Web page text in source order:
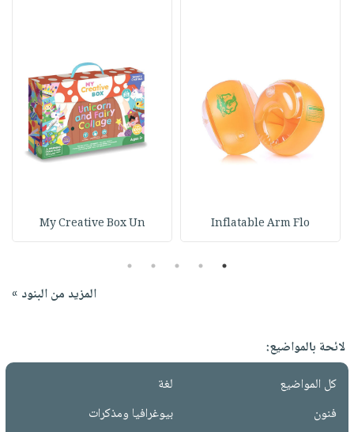
Inflatable Arm Flo
My Creative Box Un
1
2
3
4
5
المزيد من البنود »
لائحة بالمواضيع:
كل المواضيع
لغة
فنون
بيوغرافيا ومذكرات